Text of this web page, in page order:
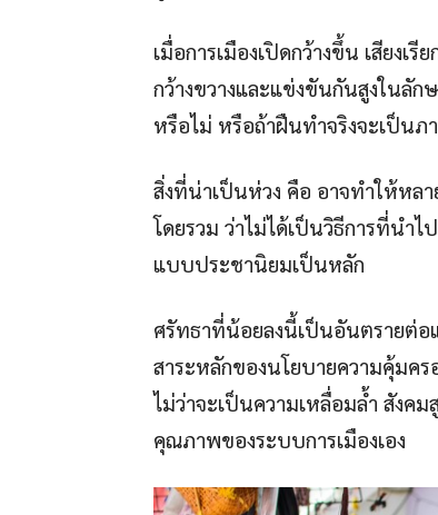
เมื่อการเมืองเปิดกว้างขึ้น เสียงเ
กว้างขวางและแข่งขันกันสูงในลั
หรือไม่ หรือถ้าฝืนทำจริงจะเป็นภ
สิ่งที่น่าเป็นห่วง คือ อาจทำให้หล
โดยรวม ว่าไม่ได้เป็นวิธีการที่นำ
แบบประชานิยมเป็นหลัก
ศรัทธาที่น้อยลงนี้เป็นอันตรายต่
สาระหลักของนโยบายความคุ้มค
ไม่ว่าจะเป็นความเหลื่อมล้ำ สังค
คุณภาพของระบบการเมืองเอง